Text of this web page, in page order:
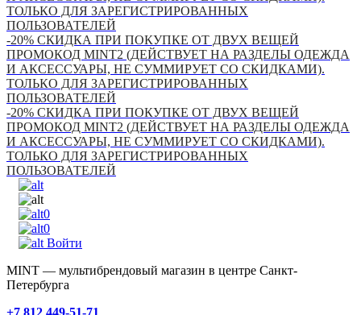
ТОЛЬКО ДЛЯ ЗАРЕГИСТРИРОВАННЫХ
ПОЛЬЗОВАТЕЛЕЙ
-20% СКИДКА ПРИ ПОКУПКЕ ОТ ДВУХ ВЕЩЕЙ
ПРОМОКОД MINT2 (ДЕЙСТВУЕТ НА РАЗДЕЛЫ ОДЕЖДА
И АКСЕССУАРЫ, НЕ СУММИРУЕТ СО СКИДКАМИ).
ТОЛЬКО ДЛЯ ЗАРЕГИСТРИРОВАННЫХ
ПОЛЬЗОВАТЕЛЕЙ
-20% СКИДКА ПРИ ПОКУПКЕ ОТ ДВУХ ВЕЩЕЙ
ПРОМОКОД MINT2 (ДЕЙСТВУЕТ НА РАЗДЕЛЫ ОДЕЖДА
И АКСЕССУАРЫ, НЕ СУММИРУЕТ СО СКИДКАМИ).
ТОЛЬКО ДЛЯ ЗАРЕГИСТРИРОВАННЫХ
ПОЛЬЗОВАТЕЛЕЙ
0
0
Войти
MINT — мультибрендовый магазин в центре Санкт-
Петербурга
+7 812 449-51-71